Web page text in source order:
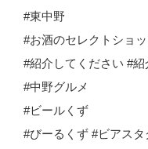
#東中野
#お酒のセレクトショ
#紹介してください #紹
#中野グルメ
#ビールくず
#びーるくず #ビアスタ